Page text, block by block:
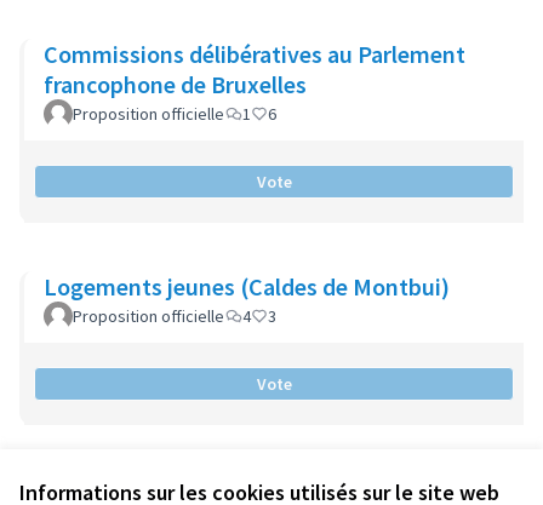
Informations sur les cookies utilisés sur le site web
Commissions délibératives au Parlement
francophone de Bruxelles
Proposition officielle 1 6
Vote
Logements jeunes (Caldes de Montbui)
Proposition officielle 4 3
Vote
Conditions d'utilisation